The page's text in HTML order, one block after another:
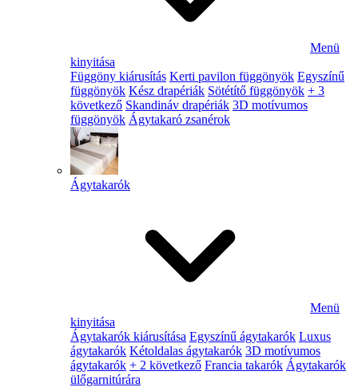
Menü
kinyitása
Függöny kiárusítás Kerti pavilon függönyök Egyszínű
függönyök Kész drapériák Sötétítő függönyök + 3
következő Skandináv drapériák 3D motívumos
függönyök Ágytakaró zsanérok
Ágytakarók
Menü
kinyitása
Ágytakarók kiárusítása Egyszínű ágytakarók Luxus
ágytakarók Kétoldalas ágytakarók 3D motívumos
ágytakarók + 2 következő Francia takarók Ágytakarók
ülőgarnitúrára